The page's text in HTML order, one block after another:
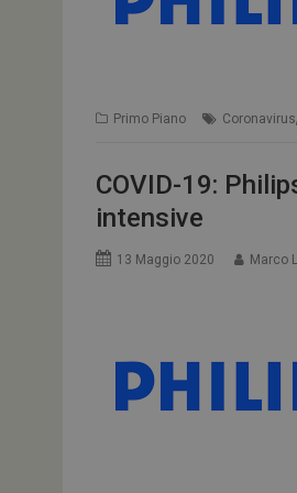
Primo Piano Coronavirus,
COVID-19:
intensive
13 Maggio 2020 Marco